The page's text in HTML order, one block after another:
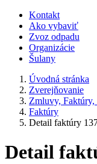
Kontakt
Ako vybaviť
Zvoz odpadu
Organizácie
Šulany
Úvodná stránka
Zverejňovanie
Zmluvy,
Faktúry
Detail faktúry
Detail